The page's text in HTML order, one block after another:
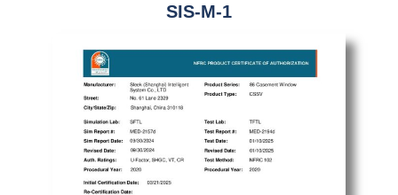
SIS-M-1